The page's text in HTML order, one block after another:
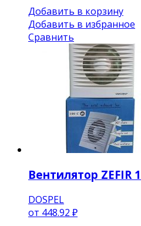
Добавить в корзину
Добавить в избранное
Сравнить
Вентилятор ZEFIR
DOSPEL
от 448.92 ₽